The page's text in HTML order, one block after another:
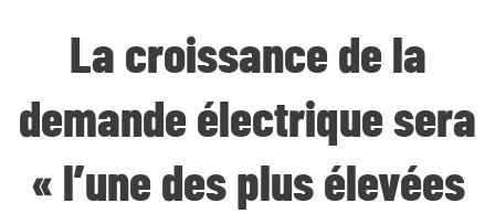
La croissance de la
demande électrique sera
« l’une des plus élevées